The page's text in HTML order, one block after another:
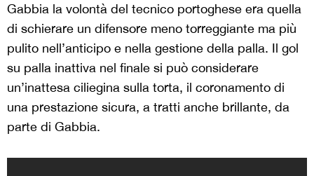
Gabbia la volontà del tecnico portoghese era quella
di schierare un difensore meno torreggiante ma più
pulito nell’anticipo e nella gestione della palla. Il gol
su palla inattiva nel finale si può considerare
un’inattesa ciliegina sulla torta, il coronamento di
una prestazione sicura, a tratti anche brillante, da
parte di Gabbia.